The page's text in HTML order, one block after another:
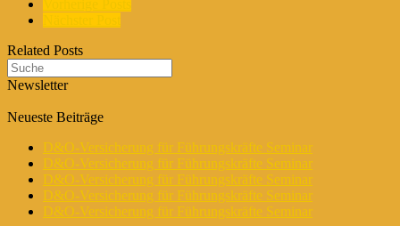
Related Posts
Newsletter
Neueste Beiträge
D&O-Versicherung für Führungskräfte Seminar
D&O-Versicherung für Führungskräfte Seminar
D&O-Versicherung für Führungskräfte Seminar
D&O-Versicherung für Führungskräfte Seminar
D&O-Versicherung für Führungskräfte Seminar